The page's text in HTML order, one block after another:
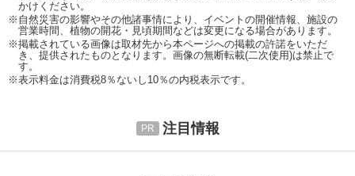
かけください。
※自然災害の影響やその他諸事情により、イベントの開催情報、施設の
営業時間、植物の開花・見頃期間などは変更になる場合があります。
※掲載されている画像は取材先から本ページへの掲載の許諾をいただ
き、提供されたものとなります。画像の無断転載(二次使用)は禁止で
す。
※表示料金は消費税8％ないし10％の内税表示です。
注目情報